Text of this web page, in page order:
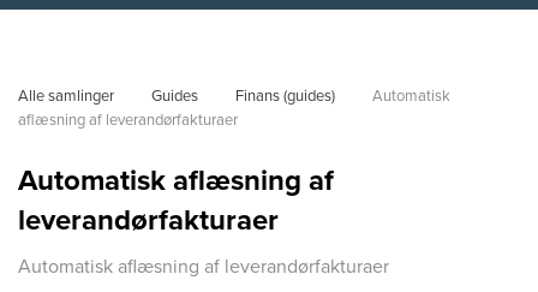
Alle samlinger Guides Finans (guides)
Automatisk
aflæsning af leverandørfakturaer
Automatisk aflæsning af
leverandørfakturaer
Automatisk aflæsning af leverandørfakturaer